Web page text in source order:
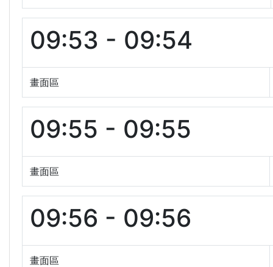
09:53 - 09:54
畫面區
09:55 - 09:55
畫面區
09:56 - 09:56
畫面區